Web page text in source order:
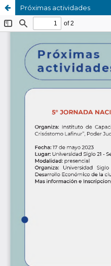
Próximas actividades